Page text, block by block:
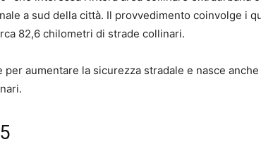
a sud della città. Il provvedimento coinvolge i
82,6 chilometri di strade collinari.
aumentare la sicurezza stradale e nasce